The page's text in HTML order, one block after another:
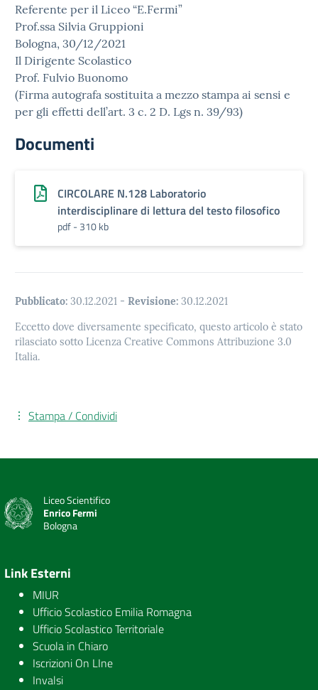
Referente per il Liceo “E.Fermi”
Prof.ssa Silvia Gruppioni
Bologna, 30/12/2021
Il Dirigente Scolastico
Prof. Fulvio Buonomo
(Firma autografa sostituita a mezzo stampa ai sensi e
per gli effetti dell’art. 3 c. 2 D. Lgs n. 39/93)
Documenti
CIRCOLARE N.128 Laboratorio
interdisciplinare di lettura del testo filosofico
pdf - 310 kb
Pubblicato: 30.12.2021 - Revisione: 30.12.2021
Eccetto dove diversamente specificato, questo articolo è stato
rilasciato sotto Licenza Creative Commons Attribuzione 3.0
Italia.
Stampa / Condividi
Liceo Scientifico
Enrico Fermi
Bologna
Link Esterni
MIUR
Ufficio Scolastico Emilia Romagna
Ufficio Scolastico Territoriale
Scuola in Chiaro
Iscrizioni On LIne
Invalsi